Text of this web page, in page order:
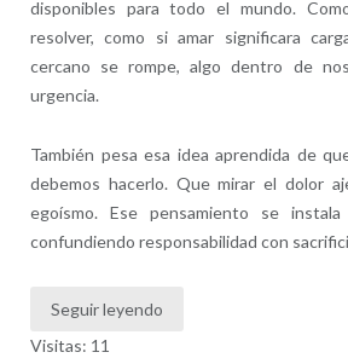
disponibles para todo el mundo.
resolver, como si amar significara
cercano se rompe, algo dentro de
urgencia.
También pesa esa idea aprendida de
debemos hacerlo. Que mirar el dolor
egoísmo. Ese pensamiento se
confundiendo responsabilidad con
Seguir leyendo
Visitas: 11